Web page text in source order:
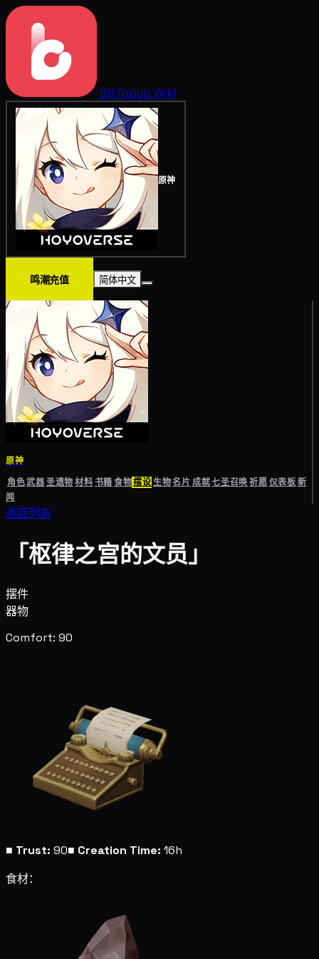
BitTopup Wiki
原神
鸣潮充值 简体中文
原神
角色武器圣遗物材料书籍食物摆设生物名片成就七圣召唤祈愿仪表板新
闻
返回列表
「枢律之宫的文员」
摆件
器物
Comfort: 90
■ Trust: 90■ Creation Time: 16h
食材：